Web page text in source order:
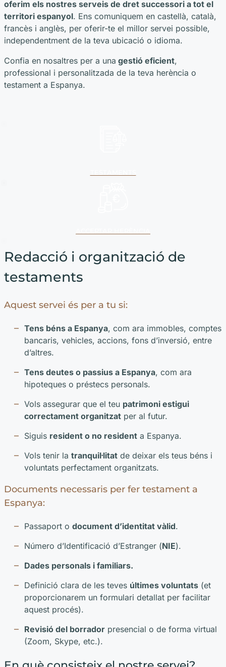
oferim els nostres serveis de dret successori a tot el
territori espanyol. Ens comuniquem en castellà, català,
francès i anglès, per oferir-te el millor servei possible,
independentment de la teva ubicació o idioma.
Confia en nosaltres per a una gestió eficient,
professional i personalitzada de la teva herència o
testament a Espanya.
Redacció i organització de
testaments
Aquest servei és per a tu si:
Tens béns a Espanya, com ara immobles, comptes
bancaris, vehicles, accions, fons d’inversió, entre
d’altres.
Tens deutes o passius a Espanya, com ara
hipoteques o préstecs personals.
Vols assegurar que el teu patrimoni estigui
correctament organitzat per al futur.
Siguis resident o no resident a Espanya.
Vols tenir la tranquil·litat de deixar els teus béns i
voluntats perfectament organitzats.
Documents necessaris per fer testament a
Espanya:
Passaport o document d’identitat vàlid.
Número d’Identificació d’Estranger (NIE).
Dades personals i familiars.
Definició clara de les teves últimes voluntats (et
proporcionarem un formulari detallat per facilitar
aquest procés).
Revisió del borrador presencial o de forma virtual
(Zoom, Skype, etc.).